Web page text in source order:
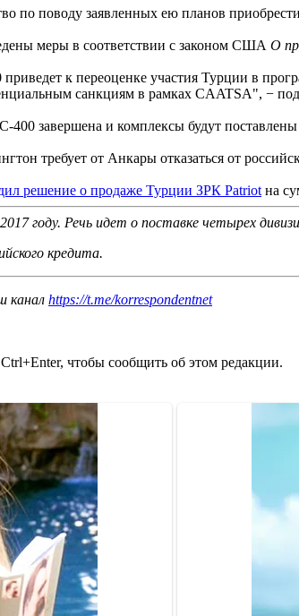
по поводу заявленных ею планов
меры в соответствии с законом США О
к переоценке участия Турции в
санкциям в рамках CAATSA", −
завершена и комплексы будут поставлены
требует от Анкары отказаться от
решение о продаже Турции ЗРК Patriot на
году. Речь идет о поставке четырех
кредита.
канал https://t.me/korrespondentnet
чтобы сообщить об этом редакции.